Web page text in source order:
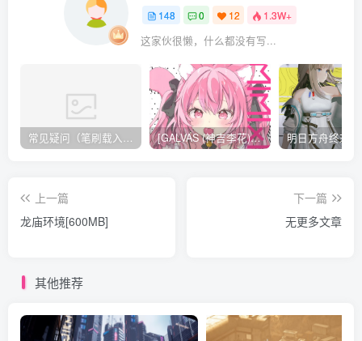
148 0 12 1.3W+
这家伙很懒，什么都没有写...
常见疑问（笔刷载入方法，无法载入 / 解压不了 / 链接失效） [GALVAS (神吉李花)] MIMIPINK[12P][57MB]
上一篇
龙庙环境[600MB]
下一篇
无更多文章
其他推荐